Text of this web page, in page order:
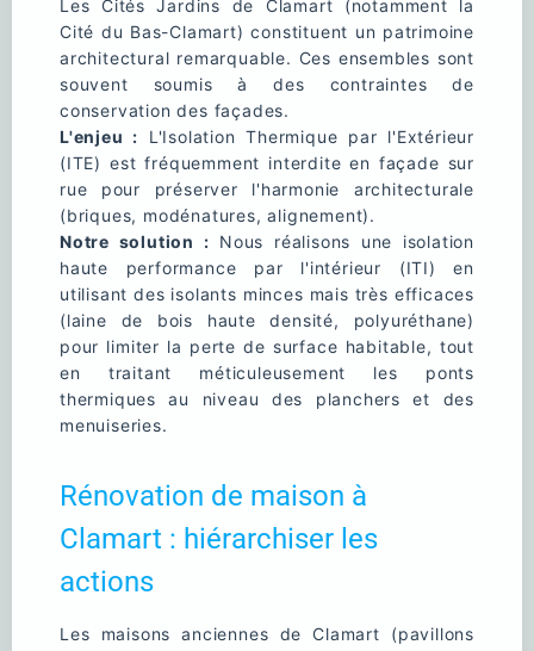
Les Cités Jardins de Clamart (notamment la
Cité du Bas-Clamart) constituent un patrimoine
architectural remarquable. Ces ensembles sont
souvent soumis à des contraintes de
conservation des façades.
L'enjeu : L'Isolation Thermique par l'Extérieur
(ITE) est fréquemment interdite en façade sur
rue pour préserver l'harmonie architecturale
(briques, modénatures, alignement).
Notre solution : Nous réalisons une isolation
haute performance par l'intérieur (ITI) en
utilisant des isolants minces mais très efficaces
(laine de bois haute densité, polyuréthane)
pour limiter la perte de surface habitable, tout
en traitant méticuleusement les ponts
thermiques au niveau des planchers et des
menuiseries.
Rénovation de maison à
Clamart : hiérarchiser les
actions
Les maisons anciennes de Clamart (pavillons